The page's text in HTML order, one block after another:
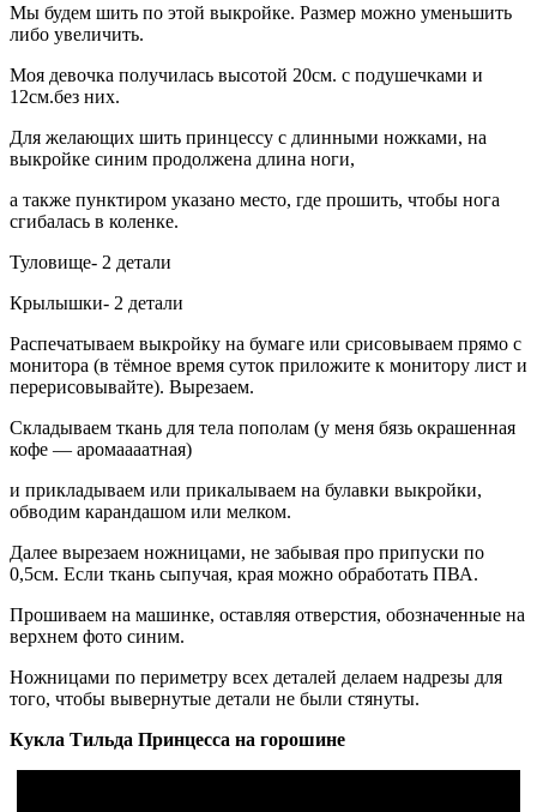
Мы будем шить по этой выкройке. Размер можно уменьшить
либо увеличить.
Моя девочка получилась высотой 20см. с подушечками и
12см.без них.
Для желающих шить принцессу с длинными ножками, на
выкройке синим продолжена длина ноги,
а также пунктиром указано место, где прошить, чтобы нога
сгибалась в коленке.
Туловище- 2 детали
Крылышки- 2 детали
Распечатываем выкройку на бумаге или срисовываем прямо с
монитора (в тёмное время суток приложите к монитору лист и
перерисовывайте). Вырезаем.
Складываем ткань для тела пополам (у меня бязь окрашенная
кофе — аромаааатная)
и прикладываем или прикалываем на булавки выкройки,
обводим карандашом или мелком.
Далее вырезаем ножницами, не забывая про припуски по
0,5см. Если ткань сыпучая, края можно обработать ПВА.
Прошиваем на машинке, оставляя отверстия, обозначенные на
верхнем фото синим.
Ножницами по периметру всех деталей делаем надрезы для
того, чтобы вывернутые детали не были стянуты.
Кукла Тильда Принцесса на горошине